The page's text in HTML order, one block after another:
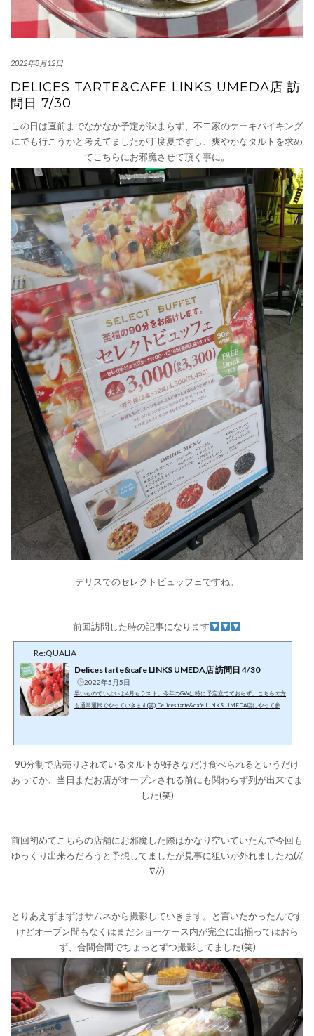
2022年8月12日
DELICES TARTE&CAFE LINKS UMEDA店 訪
問日 7/30
この日は直前までなかなか予定が決まらず、不二家のケーキバイキング
にでも行こうかと考えてましたが丁度夏ですし、爽やかなタルトを求め
てこちらにお邪魔させて頂く事に。
デリスでのセレクトビュッフェですね。
前回訪問した時の記事になります
Re:QUALIA
Delices tarte&cafe LINKS UMEDA店 訪問日 4/30
2022年5月5日
早いものでいよいよ4月もラスト。今年のGWは特に予定立てておらず、こちらの方
も通常運転でやっていきます(笑) Delices tarte&cafe LINKS UMEDA店にやって参り
のですが。 どんな感じなのかと...
90分制で店売りされているタルトが好きなだけ食べられるというだけ
あってか、当日まだお店がオープンされる前にも関わらず列が出来てま
した(笑)
前回初めてこちらの店舗にお邪魔した際はかなり空いていたんで今回も
ゆっくり出来るだろうと予想してましたが見事に狙いが外れましたね(//
∇//)
とりあえずまずはサムネから撮影していきます。と言いたかったんです
けどオープン間もなくはまだショーケース内が完全に出揃ってはおら
ず、合間合間でちょっとずつ撮影してました(笑)